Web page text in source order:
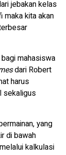
jebakan kelas
maka kita akan
mahasiswa
dari Robert
harus
sekaligus
yang
di bawah
kalkulasi